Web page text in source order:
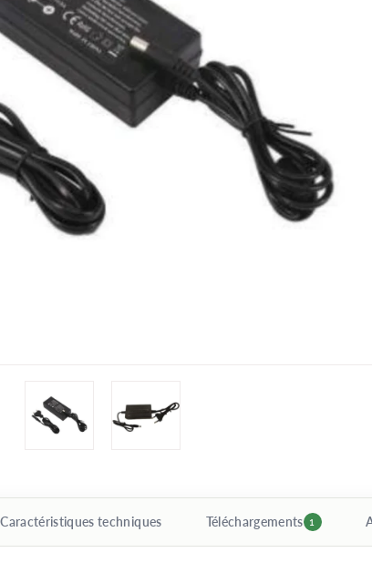
Caractéristiques techniques Téléchargements 1